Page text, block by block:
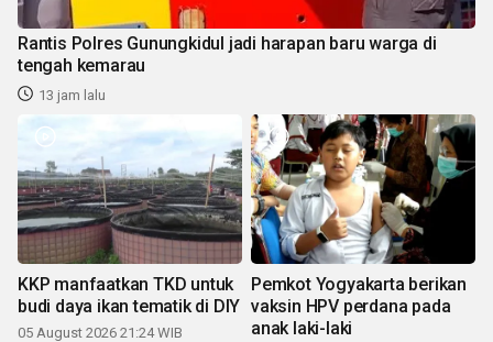
Rantis Polres Gunungkidul jadi harapan baru warga di
tengah kemarau
13 jam lalu
KKP manfaatkan TKD untuk
budi daya ikan tematik di DIY
05 August 2026 21:24 WIB
Pemkot Yogyakarta berikan
vaksin HPV perdana pada
anak laki-laki